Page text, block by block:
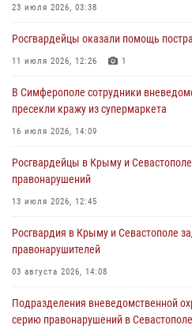
04 августа 2026, 12:52
В Симферополе сотрудники
мужчину
Росгвардия в Крыму и Севастополе
правонарушителей
23 июля 2026, 03:38
Росгвардейцы оказали помощь
11 июля 2026, 12:26 1
В Симферополе сотрудники
пресекли кражу из супермаркета
16 июля 2026, 14:09
Росгвардейцы в Крыму и
правонарушений
13 июля 2026, 12:45
Росгвардия в Крыму и Севастополе
правонарушителей
03 августа 2026, 14:08
Подразделения вневедомственной
серию правонарушений в Севастополе